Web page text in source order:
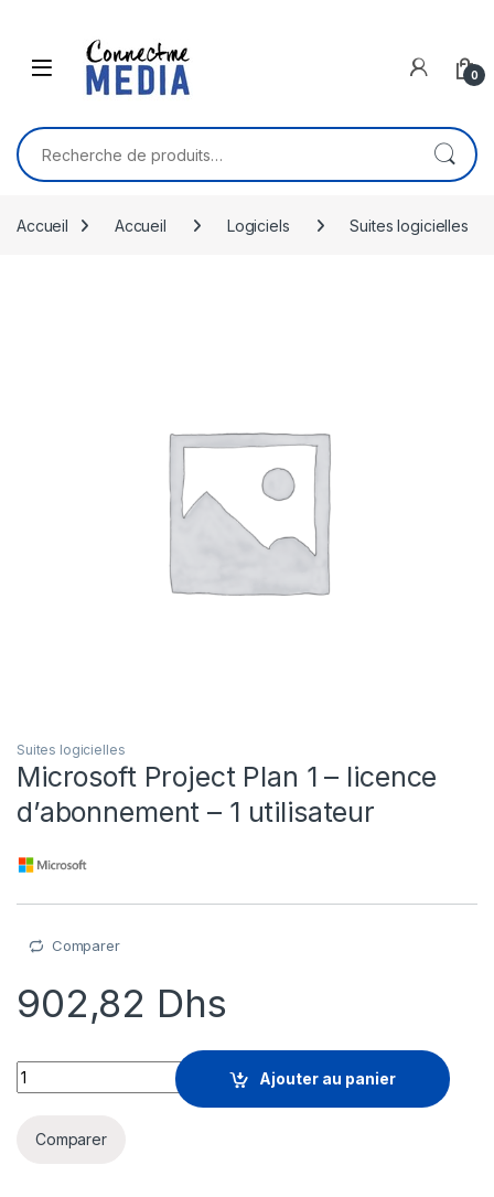
0
Recherche pour :
Accueil Accueil Logiciels Suites logicielles
Suites logicielles
Microsoft Project Plan 1 – licence
d’abonnement – 1 utilisateur
Comparer
902,82 Dhs
Microsoft Project Plan 1 - licence d'abonnement - 1
Ajouter au panier
Comparer